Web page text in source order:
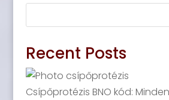
Recent Posts
Csípőprotézis BNO kód: